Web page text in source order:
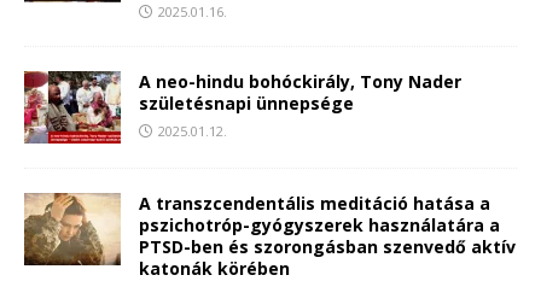
2025.01.16.
A neo-hindu bohóckirály, Tony Nader
születésnapi ünnepsége
2025.01.12.
A transzcendentális meditáció hatása a
pszichotróp-gyógyszerek használatára a
PTSD-ben és szorongásban szenvedő aktív
katonák körében